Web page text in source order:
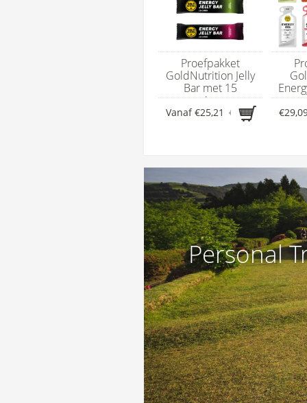
Proefpakket
GoldNutrition Jelly
Bar met 15
energierepen
Vanaf€25,21 €28,50
Personal